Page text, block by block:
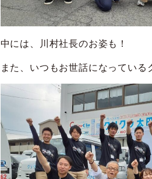
中には、川村社長のお姿も！
また、いつもお世話になっている